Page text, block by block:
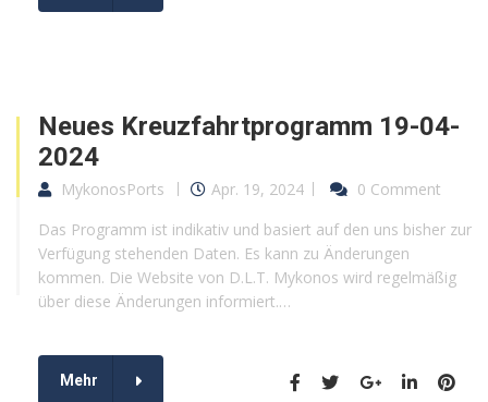
Neues Kreuzfahrtprogramm 19-04-
2024
MykonosPorts Apr. 19, 2024
0 Comment
Das Programm ist indikativ und basiert auf den uns bisher zur
Verfügung stehenden Daten. Es kann zu Änderungen
kommen. Die Website von D.L.T. Mykonos wird regelmäßig
über diese Änderungen informiert.…
Mehr